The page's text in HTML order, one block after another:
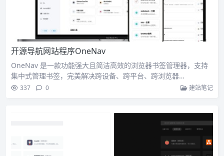
开源导航网站程序OneNav
OneNav 是一款功能强大且简洁高效的浏览器书签管理器，支持
集中式管理书签，完美解决跨设备、跨平台、跨浏览器…
337 0 建站笔记